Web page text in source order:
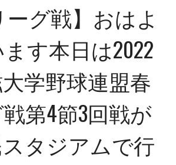
ーグ戦】おはよ
す本日は2022
学野球連盟春
第4節3回戦が
タジアムで行